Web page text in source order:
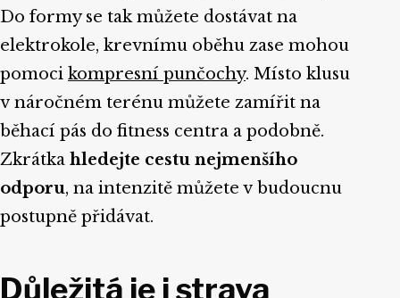
Do formy se tak můžete dostávat na
elektrokole, krevnímu oběhu zase mohou
pomoci kompresní punčochy. Místo klusu
v náročném terénu můžete zamířit na
běhací pás do fitness centra a podobně.
Zkrátka hledejte cestu nejmenšího
odporu, na intenzitě můžete v budoucnu
postupně přidávat.
Důležitá je i strava